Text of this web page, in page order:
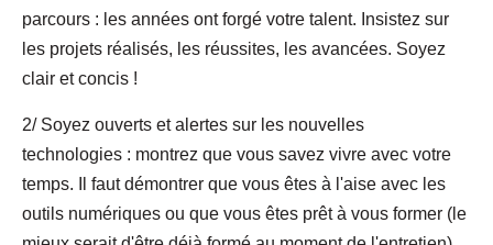
parcours : les années ont forgé votre talent. Insistez sur
les projets réalisés, les réussites, les avancées. Soyez
clair et concis !
2/ Soyez ouverts et alertes sur les nouvelles
technologies : montrez que vous savez vivre avec votre
temps. Il faut démontrer que vous êtes à l'aise avec les
outils numériques ou que vous êtes prêt à vous former (le